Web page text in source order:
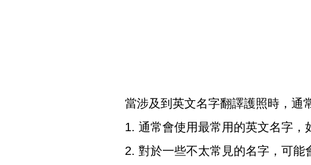
當涉及到英文名字翻譯護照時，通
1. 通常會使用最常用的英文名字，
2. 對於一些不太常見的名字，可能